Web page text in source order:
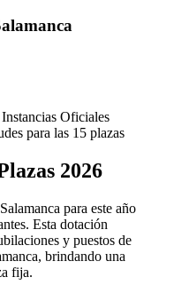
Oficiales
para las 15 plazas
2026
para este año
Esta dotación
y puestos de
brindando una
fija.